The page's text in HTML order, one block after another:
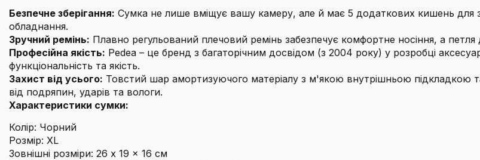
Безпечне зберігання: Сумка не лише вміщує вашу камеру, але й має 5 додаткових кишень для
обладнання.
Зручний ремінь: Плавно регульований плечовий ремінь забезпечує комфортне носіння, а петля
Професійна якість: Pedea – це бренд з багаторічним досвідом (з 2004 року) у розробці
функціональність та якість.
Захист від усього: Товстий шар амортизуючого матеріалу з м'якою внутрішньою підкладкою
від подряпин, ударів та вологи.
Характеристики сумки:
Колір: Чорний
Розмір: XL
Зовнішні розміри: 26 x 19 x 16 см